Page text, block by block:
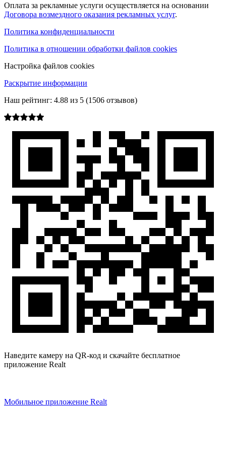
Оплата за рекламные услуги осуществляется на основании
Договора возмездного оказания рекламных услуг.
Политика конфиденциальности
Политика в отношении обработки файлов cookies
Настройка файлов cookies
Раскрытие информации
Наш рейтинг: 4.88 из 5 (1506 отзывов)
Наведите камеру на QR-код и скачайте бесплатное
приложение Realt
Мобильное приложение Realt